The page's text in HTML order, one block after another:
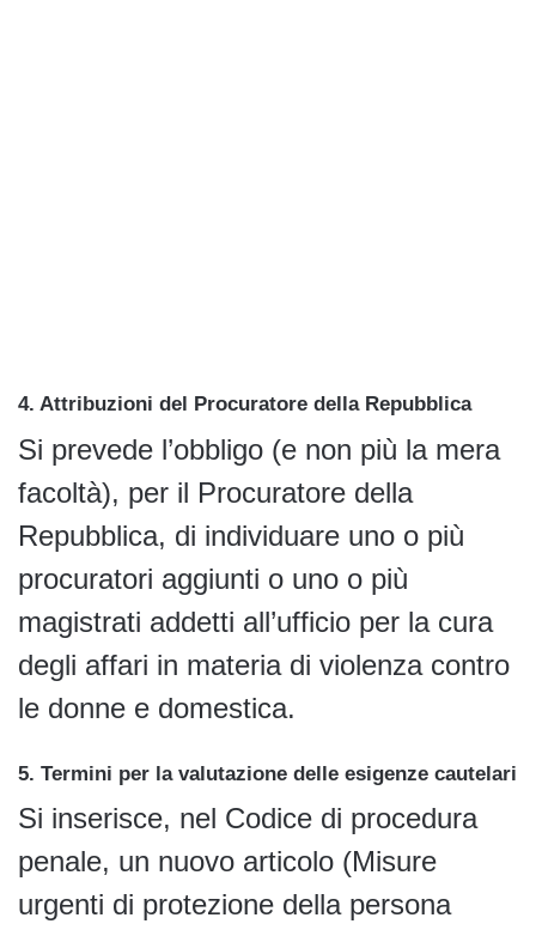
4. Attribuzioni del Procuratore della Repubblica
Si prevede l’obbligo (e non più la mera
facoltà), per il Procuratore della
Repubblica, di individuare uno o più
procuratori aggiunti o uno o più
magistrati addetti all’ufficio per la cura
degli affari in materia di violenza contro
le donne e domestica.
5. Termini per la valutazione delle esigenze cautelari
Si inserisce, nel Codice di procedura
penale, un nuovo articolo (Misure
urgenti di protezione della persona